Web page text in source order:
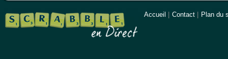
Accueil Contact Plan du